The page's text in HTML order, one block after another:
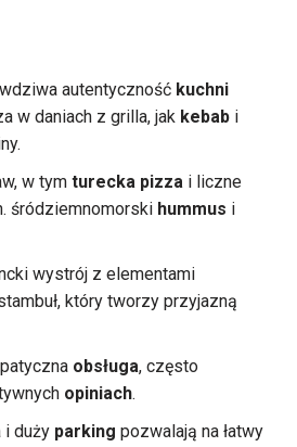
autentyczność kuchni
w daniach z grilla, jak kebab i
w tym turecka pizza i liczne
śródziemnomorski hummus i
wystrój z elementami
który tworzy przyjazną
obsługa, często
opiniach.
i duży parking pozwalają na łatwy